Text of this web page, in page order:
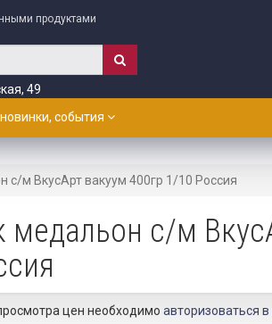
продуктами
49
события
с/м ВкусАрт вакуум 400гр 1/10 Россия
медальон с/м
цен необходимо авторизоваться